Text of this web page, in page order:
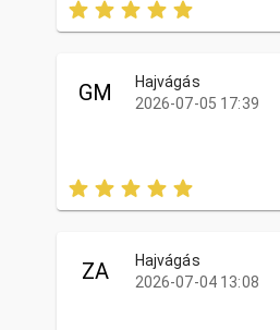
GM
Hajvágás
2026-07-05 17:39
ZA
Hajvágás
2026-07-04 13:08